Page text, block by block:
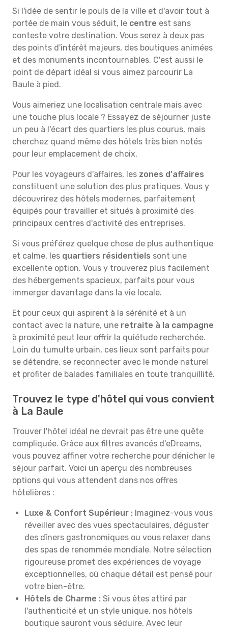
Si l'idée de sentir le pouls de la ville et d'avoir tout à
portée de main vous séduit, le centre est sans
conteste votre destination. Vous serez à deux pas
des points d'intérêt majeurs, des boutiques animées
et des monuments incontournables. C'est aussi le
point de départ idéal si vous aimez parcourir La
Baule à pied.
Vous aimeriez une localisation centrale mais avec
une touche plus locale ? Essayez de séjourner juste
un peu à l'écart des quartiers les plus courus, mais
cherchez quand même des hôtels très bien notés
pour leur emplacement de choix.
Pour les voyageurs d'affaires, les zones d'affaires
constituent une solution des plus pratiques. Vous y
découvrirez des hôtels modernes, parfaitement
équipés pour travailler et situés à proximité des
principaux centres d'activité des entreprises.
Si vous préférez quelque chose de plus authentique
et calme, les quartiers résidentiels sont une
excellente option. Vous y trouverez plus facilement
des hébergements spacieux, parfaits pour vous
immerger davantage dans la vie locale.
Et pour ceux qui aspirent à la sérénité et à un
contact avec la nature, une retraite à la campagne
à proximité peut leur offrir la quiétude recherchée.
Loin du tumulte urbain, ces lieux sont parfaits pour
se détendre, se reconnecter avec le monde naturel
et profiter de balades familiales en toute tranquillité.
Trouvez le type d'hôtel qui vous convient
à La Baule
Trouver l'hôtel idéal ne devrait pas être une quête
compliquée. Grâce aux filtres avancés d'eDreams,
vous pouvez affiner votre recherche pour dénicher le
séjour parfait. Voici un aperçu des nombreuses
options qui vous attendent dans nos offres
hôtelières :
Luxe & Confort Supérieur : Imaginez-vous vous
réveiller avec des vues spectaculaires, déguster
des dîners gastronomiques ou vous relaxer dans
des spas de renommée mondiale. Notre sélection
rigoureuse promet des expériences de voyage
exceptionnelles, où chaque détail est pensé pour
votre bien-être.
Hôtels de Charme : Si vous êtes attiré par
l'authenticité et un style unique, nos hôtels
boutique sauront vous séduire. Avec leur